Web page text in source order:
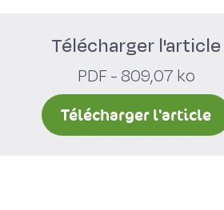
Télécharger l'article
PDF - 809,07 ko
Télécharger l'article